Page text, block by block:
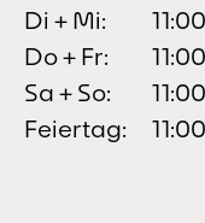
Di + Mi:
Do + Fr:
Sa + So:
Feiertag: